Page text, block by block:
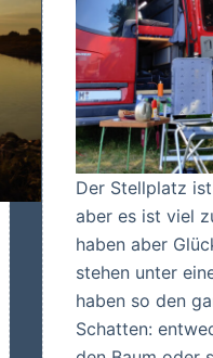
Der Stellplatz
aber es ist viel
haben aber
stehen unter
haben so den
Schatten: